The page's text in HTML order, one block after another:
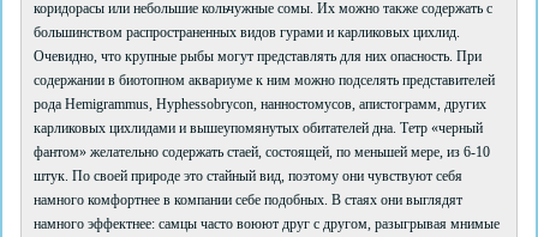
коридорасы или небольшие кольчужные сомы. Их можно также содержать с
большинством распространенных видов гурами и карликовых цихлид.
Очевидно, что крупные рыбы могут представлять для них опасность. При
содержании в биотопном аквариуме к ним можно подселять представителей
рода Hemigrammus, Hyphessobrycon, нанностомусов, апистограмм, других
карликовых цихлидами и вышеупомянутых обитателей дна. Тетр «черный
фантом» желательно содержать стаей, состоящей, по меньшей мере, из 6-10
штук. По своей природе это стайный вид, поэтому они чувствуют себя
намного комфортнее в компании себе подобных. В стаях они выглядят
намного эффектнее: самцы часто воюют друг с другом, разыгрывая мнимые